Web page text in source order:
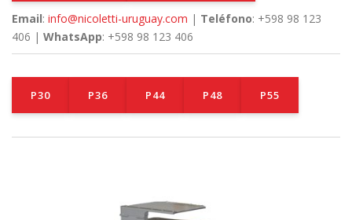
Email: info@nicoletti-uruguay.com | Teléfono: +598 98 123
406 | WhatsApp: +598 98 123 406
P30 P36 P44 P48 P55